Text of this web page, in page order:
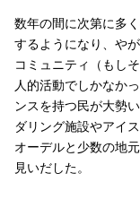
数年の間に次第に多
するようになり、や
コミュニティ（もし
人的活動でしかなか
ンスを持つ民が大勢
ダリング施設やアイ
オーデルと少数の地
見いだした。